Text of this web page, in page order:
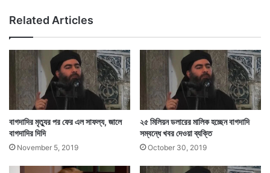
দে
শ
ষ্টা
রু
খ
খ
ত
ম
৫
Related Articles
বাগদাদির মৃত্যুর পর ফের এল সাফল্য, জালে
বাগদাদির দিদি
November 5, 2019
২৫ মিলিয়ন ডলারের মালিক হচ্ছেন বাগদাদি
সম্বন্ধে খবর দেওয়া ব্যক্তি
October 30, 2019